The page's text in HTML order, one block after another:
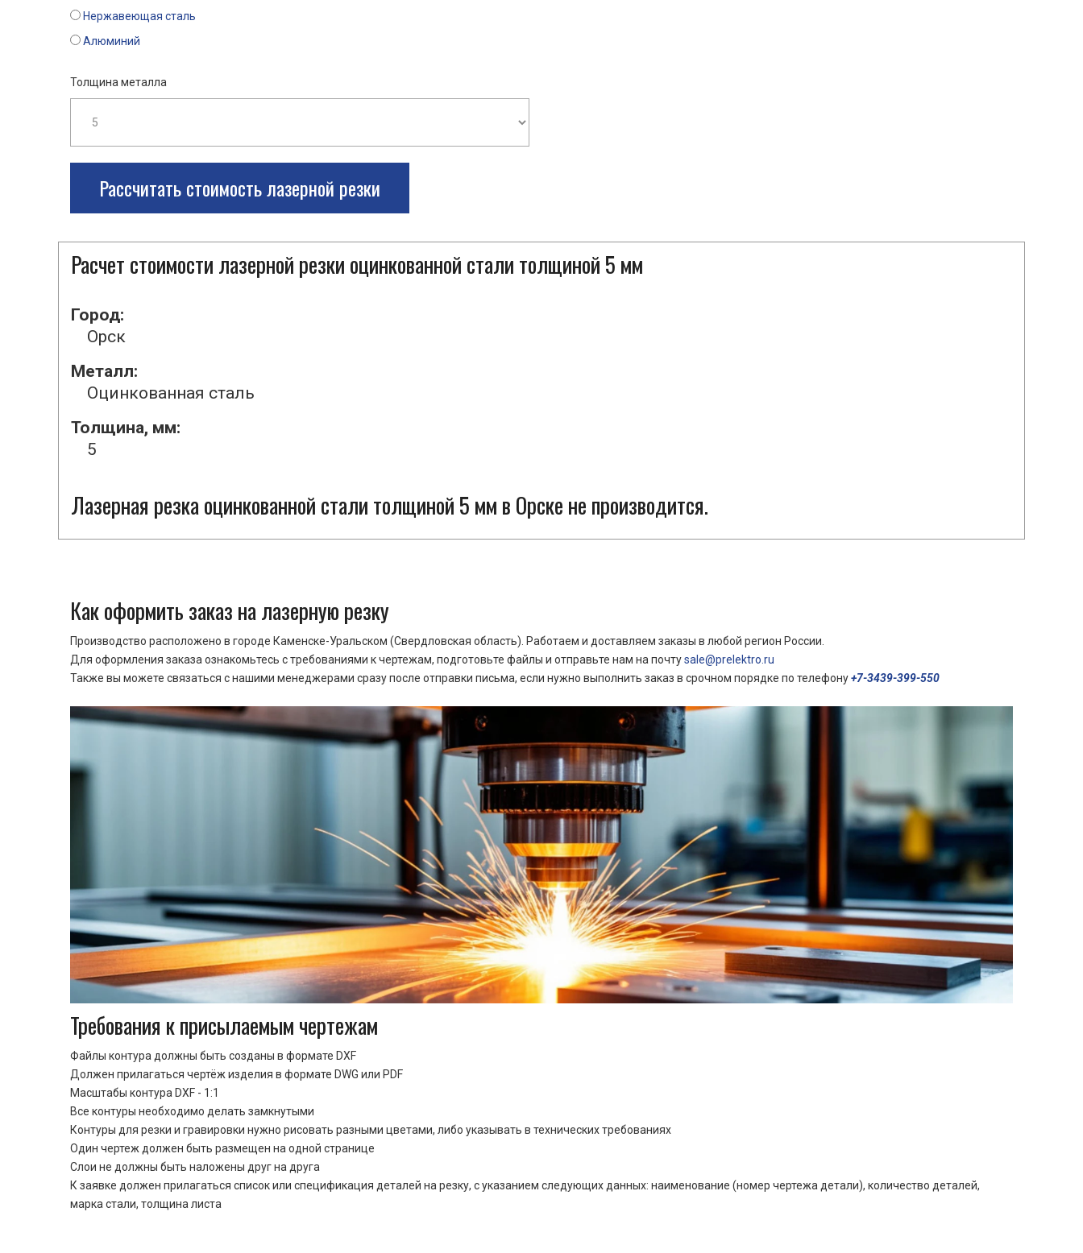
Нержавеющая сталь
Алюминий
Толщина металла
Рассчитать стоимость лазерной резки
Расчет стоимости лазерной резки оцинкованной стали толщиной 5 мм
Город:
Орск
Металл:
Оцинкованная сталь
Толщина, мм:
5
Лазерная резка оцинкованной стали толщиной 5 мм в Орске не производится.
Как оформить заказ на лазерную резку
Производство расположено в городе Каменске-Уральском (Свердловская область). Работаем и доставляем заказы в любой регион России.
Для оформления заказа ознакомьтесь с требованиями к чертежам, подготовьте файлы и отправьте нам на почтуsale@prelektro.ru
Также вы можете связаться с нашими менеджерами сразу после отправки письма, если нужно выполнить заказ в срочном порядке по телефону+7-3439-399-550
Требования к присылаемым чертежам
Файлы контура должны быть созданы в формате DXF
Должен прилагаться чертёж изделия в формате DWG или PDF
Масштабы контура DXF - 1:1
Все контуры необходимо делать замкнутыми
Контуры для резки и гравировки нужно рисовать разными цветами, либо указывать в технических требованиях
Один чертеж должен быть размещен на одной странице
Cлои не должны быть наложены друг на друга
К заявке должен прилагаться список или спецификация деталей на резку, с указанием следующих данных: наименование (номер чертежа детали), количество деталей,
марка стали, толщина листа